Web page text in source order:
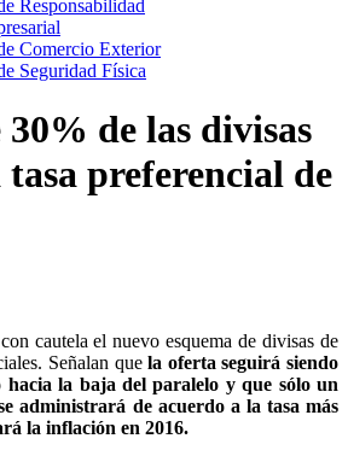
Responsabilidad
Comercio Exterior
Seguridad Física
de las divisas
preferencial de
cautela el nuevo esquema de divisas de
Señalan quela oferta seguirá siendo
hacia la baja del paralelo y que sólo un
administrará de acuerdo a la tasa más
la inflación en 2016.